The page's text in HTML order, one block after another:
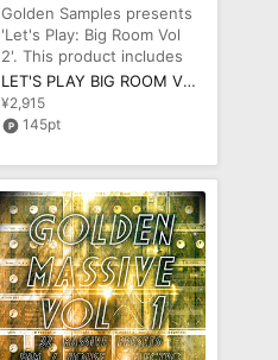
Golden Samples presents
'Let's Play: Big Room Vol
2'. This product includes
eight fantastic Constru
LET'S PLAY BIG ROOM VOL 2
¥2,915
145pt